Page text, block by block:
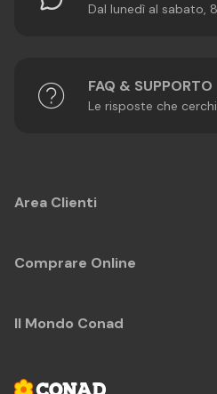
Dal lunedì al sabato,
FAQ & SUPPORTO
Le risposte che cerchi
Area Clienti
Comprare Online
Il Mondo Conad